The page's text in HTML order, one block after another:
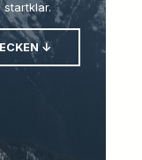
startklar.
↓